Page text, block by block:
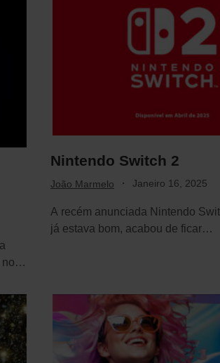
Nintendo Switch 2
João Marmelo · Janeiro 16, 2025
A recém anunciada Nintendo
já estava bom, acabou de ficar…